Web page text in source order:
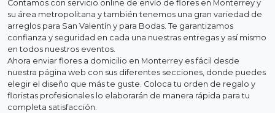
Contamos con servicio online de envío de flores en Monterrey y
su área metropolitana y también tenemos una gran variedad de
arreglos para San Valentín y para Bodas. Te garantizamos
confianza y seguridad en cada una nuestras entregas y así mismo
en todos nuestros eventos.
Ahora enviar flores a domicilio en Monterrey es fácil desde
nuestra página web con sus diferentes secciones, donde puedes
elegir el diseño que más te guste. Coloca tu orden de regalo y
floristas profesionales lo elaborarán de manera rápida para tu
completa satisfacción.